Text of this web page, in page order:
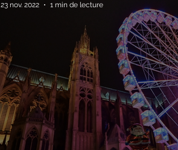
23 nov. 2022 1 min de lecture